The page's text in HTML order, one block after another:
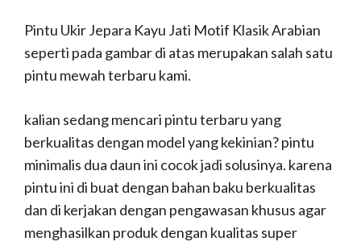
Pintu Ukir Jepara Kayu Jati Motif Klasik Arabian
seperti pada gambar di atas merupakan salah satu
pintu mewah terbaru kami.
kalian sedang mencari pintu terbaru yang
berkualitas dengan model yang kekinian? pintu
minimalis dua daun ini cocok jadi solusinya. karena
pintu ini di buat dengan bahan baku berkualitas
dan di kerjakan dengan pengawasan khusus agar
menghasilkan produk dengan kualitas super